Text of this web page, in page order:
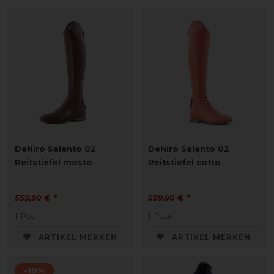
DeNiro Salento 02
Reitstiefel mosto
559,90 € *
1 Paar
ARTIKEL MERKEN
DeNiro Salento 02
Reitstiefel cotto
559,90 € *
1 Paar
ARTIKEL MERKEN
-10%